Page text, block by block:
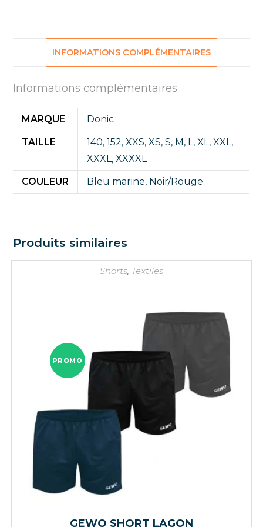
INFORMATIONS COMPLÉMENTAIRES
Informations complémentaires
MARQUE Donic
TAILLE 140,152,XXS,XS,S, M, L ,XL ,XXL ,
XXXL ,XXXXL
COULEUR Bleu marine, Noir/Rouge
Produits similaires
Shorts Textiles
PROMO
GEWO SHORT LAGON